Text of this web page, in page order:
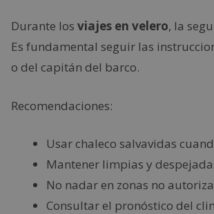
Durante los viajes en velero, la
Es fundamental seguir las
o del capitán del barco.
Recomendaciones:
Usar chaleco salvavidas
Mantener limpias y
No nadar en zonas no
Consultar el pronóstico del